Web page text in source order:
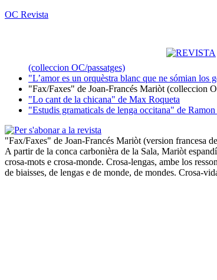
OC Revista
(colleccion OC/passatges)
"L’amor es un orquèstra blanc que ne sómian
"Fax/Faxes" de Joan-Francés Mariòt (colleccion
"Lo cant de la chicana" de Max Roqueta
"Estudis gramaticals de lenga occitana" de
"Fax/Faxes" de Joan-Francés Mariòt (version francesa
A partir de la conca carbonièra de la Sala, Mariòt
crosa-mots e crosa-monde. Crosa-lengas, ambe los
de biaisses, de lengas e de monde, de mondes. Crosa-